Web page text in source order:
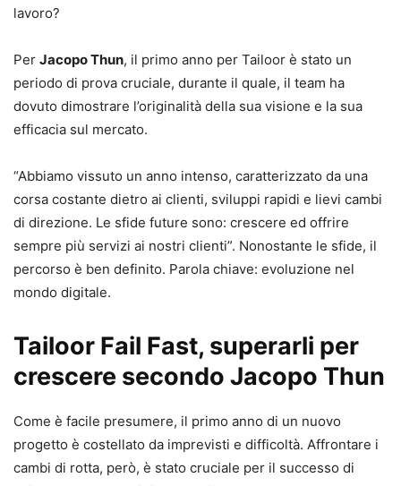
lavoro?
Per Jacopo Thun, il primo anno per Tailoor è stato un
periodo di prova cruciale, durante il quale, il team ha
dovuto dimostrare l’originalità della sua visione e la sua
efficacia sul mercato.
“Abbiamo vissuto un anno intenso, caratterizzato da una
corsa costante dietro ai clienti, sviluppi rapidi e lievi cambi
di direzione. Le sfide future sono: crescere ed offrire
sempre più servizi ai nostri clienti”. Nonostante le sfide, il
percorso è ben definito. Parola chiave: evoluzione nel
mondo digitale.
Tailoor Fail Fast, superarli per
crescere secondo Jacopo Thun
Come è facile presumere, il primo anno di un nuovo
progetto è costellato da imprevisti e difficoltà. Affrontare i
cambi di rotta, però, è stato cruciale per il successo di